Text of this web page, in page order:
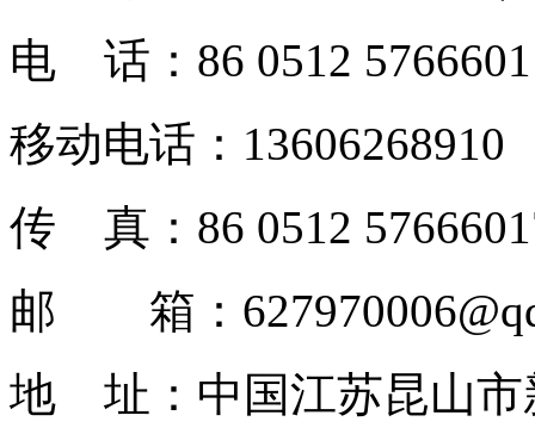
电 话：86 0512
移动电话：13606268910
传 真：86 0512
邮 箱：
地 址：中国江苏昆山市